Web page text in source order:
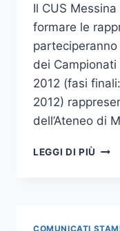
Il CUS
formare le
dei
2012 (fasi
2012)
dell’Ateneo di
LEGGI DI PIÙ
COMUNICATI